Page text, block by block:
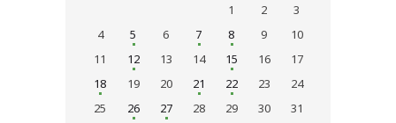
1 2
3
4
5 6 7 8 9
10
11
12 13 14 15 16
17
18
19 20 21 22 23
24
25
26 27 28 29 30 31